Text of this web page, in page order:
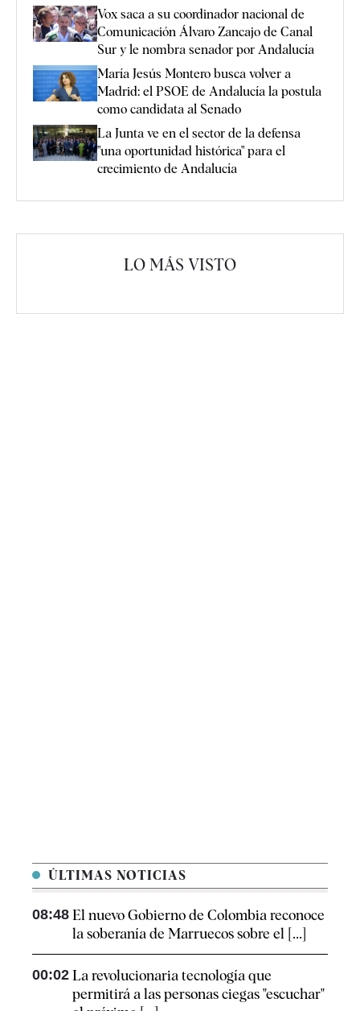
Vox saca a su coordinador nacional de
Comunicación Álvaro Zancajo de Canal
Sur y le nombra senador por Andalucía
María Jesús Montero busca volver a
Madrid: el PSOE de Andalucía la postula
como candidata al Senado
La Junta ve en el sector de la defensa
"una oportunidad histórica" para el
crecimiento de Andalucía
LO MÁS VISTO
ÚLTIMAS NOTICIAS
08:48 El nuevo Gobierno de Colombia reconoce
la soberanía de Marruecos sobre el [...]
00:02 La revolucionaria tecnología que
permitirá a las personas ciegas "escuchar"